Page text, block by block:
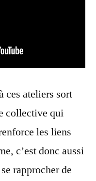
ces ateliers sort
collective qui
les liens
c’est donc aussi
rapprocher de